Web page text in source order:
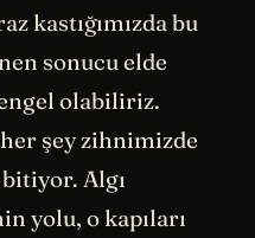
kastığımızda bu
sonucu elde
olabiliriz.
şey zihnimizde
Algı
yolu, o kapıları